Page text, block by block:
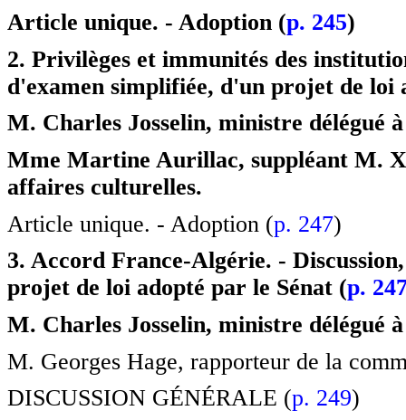
Article unique. - Adoption (p. 245)
2. Privilèges et immunités des
d'examen simplifiée, d'un projet de loi
M. Charles Josselin, ministre délégué
Mme Martine Aurillac, suppléant M.
affaires culturelles.
Article unique. - Adoption (p. 247)
3. Accord France-Algérie. -
projet de loi adopté par le Sénat (p.
M. Charles Josselin, ministre délégué
M. Georges Hage, rapporteur de la
DISCUSSION GÉNÉRALE (p. 249)